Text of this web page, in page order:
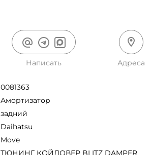
Написать Адреса
0081363
Амортизатор
задний
Daihatsu
Move
ТЮНИНГ КОЙЛОВЕР BLITZ DAMPER